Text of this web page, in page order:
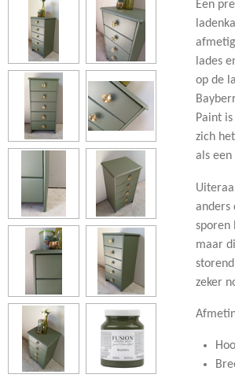
Een
lades
op de
Paint
zich
als
anders
sporen
maar
zeker